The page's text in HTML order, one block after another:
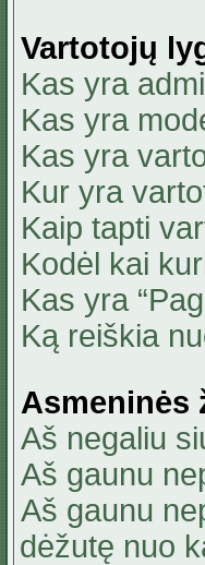
Vartotojų
Kas yra
Kas yra
Kas yra
Kur yra
Kaip tapti
Kodėl kai
Kas yra
Ką reiškia
Asmeninės
Aš negaliu
Aš gaunu
Aš gaunu
dėžutę nuo